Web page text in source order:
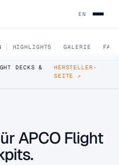
EN
HIGHLIGHTS GALERIE FAQ
GPS und Funkgeräte.
DECKS &
HERSTELLER-
SEITE ↗
APCO Flight